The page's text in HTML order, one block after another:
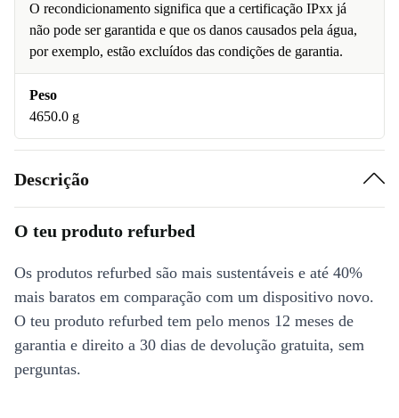
O recondicionamento significa que a certificação IPxx já
não pode ser garantida e que os danos causados pela água,
por exemplo, estão excluídos das condições de garantia.
Peso
4650.0 g
Descrição
O teu produto refurbed
Os produtos refurbed são mais sustentáveis e até 40%
mais baratos em comparação com um dispositivo novo.
O teu produto refurbed tem pelo menos 12 meses de
garantia e direito a 30 dias de devolução gratuita, sem
perguntas.